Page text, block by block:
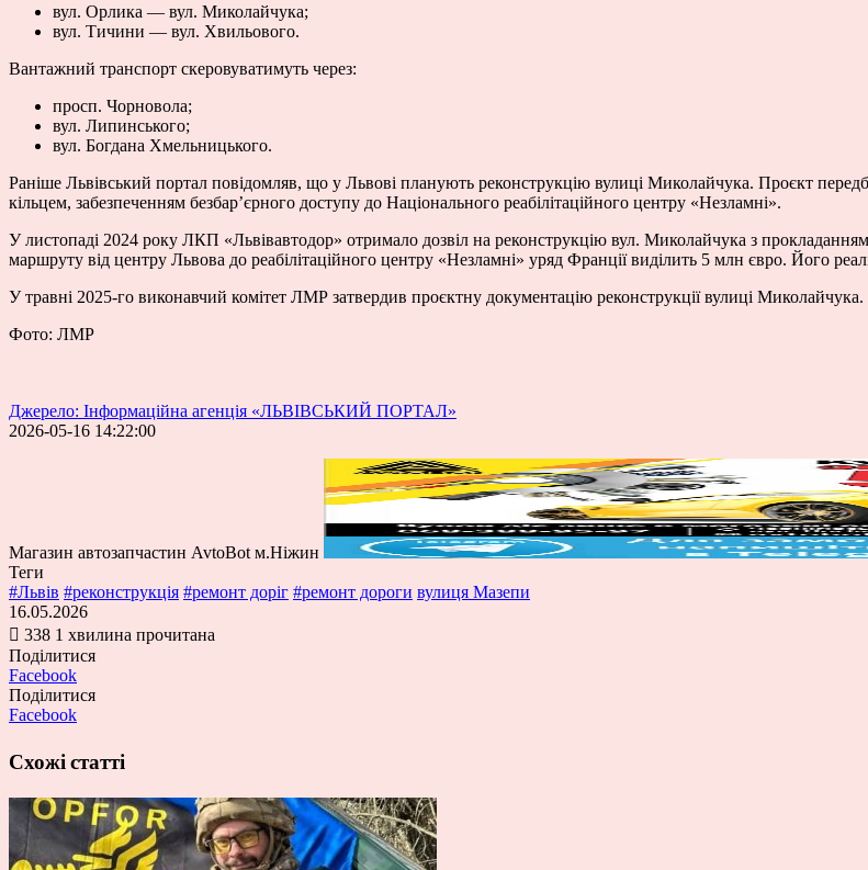
вул. Орлика — вул. Миколайчука;
вул. Тичини — вул. Хвильового.
Вантажний транспорт скеровуватимуть через:
просп. Чорновола;
вул. Липинського;
вул. Богдана Хмельницького.
Раніше Львівський портал повідомляв, що у Львові планують реконструкцію вулиці Миколайчука. Проєкт
кільцем, забезпеченням безбар’єрного доступу до Національного реабілітаційного центру «Незламні».
У листопаді 2024 року ЛКП «Львівавтодор» отримало дозвіл на реконструкцію вул. Миколайчука з
маршруту від центру Львова до реабілітаційного центру «Незламні» уряд Франції виділить 5 млн євро. Його
У травні 2025-го виконавчий комітет ЛМР затвердив проєктну документацію реконструкції вулиці Миколайчука.
Фото: ЛМР
Джерело: Інформаційна агенція «ЛЬВІВСЬКИЙ ПОРТАЛ»
2026-05-16 14:22:00
Магазин автозапчастин AvtoBot м.Ніжин
Теги
#Львів #реконструкція #ремонт доріг #ремонт дороги вулиця Мазепи
16.05.2026
338 1 хвилина прочитана
Поділитися
Facebook
Поділитися
Facebook
Схожі статті